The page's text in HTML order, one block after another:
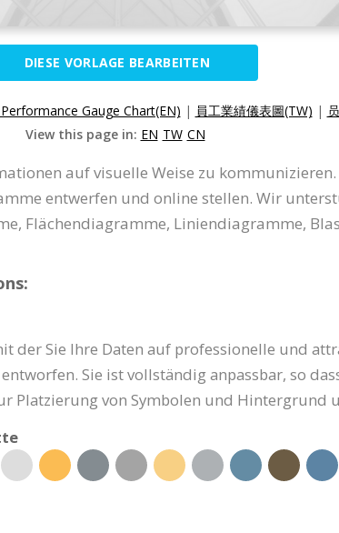
DIESE VORLAGE BEARBEITEN
Gauge Chart(EN) | 員工業績儀表圖(TW) |
View this page in: EN TW CN
auf visuelle Weise zu
entwerfen und online stellen. Wir
Flächendiagramme, Liniendiagramme,
der Sie Ihre Daten auf professionelle und
Sie ist vollständig anpassbar, so
Platzierung von Symbolen und Hintergrund